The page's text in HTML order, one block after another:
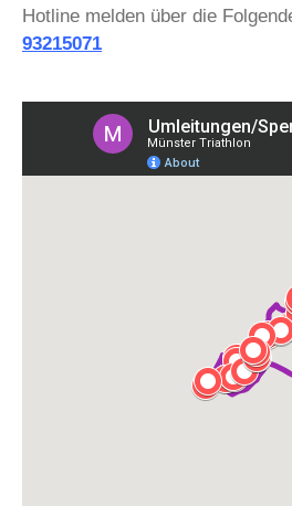
Hotline melden über die
93215071